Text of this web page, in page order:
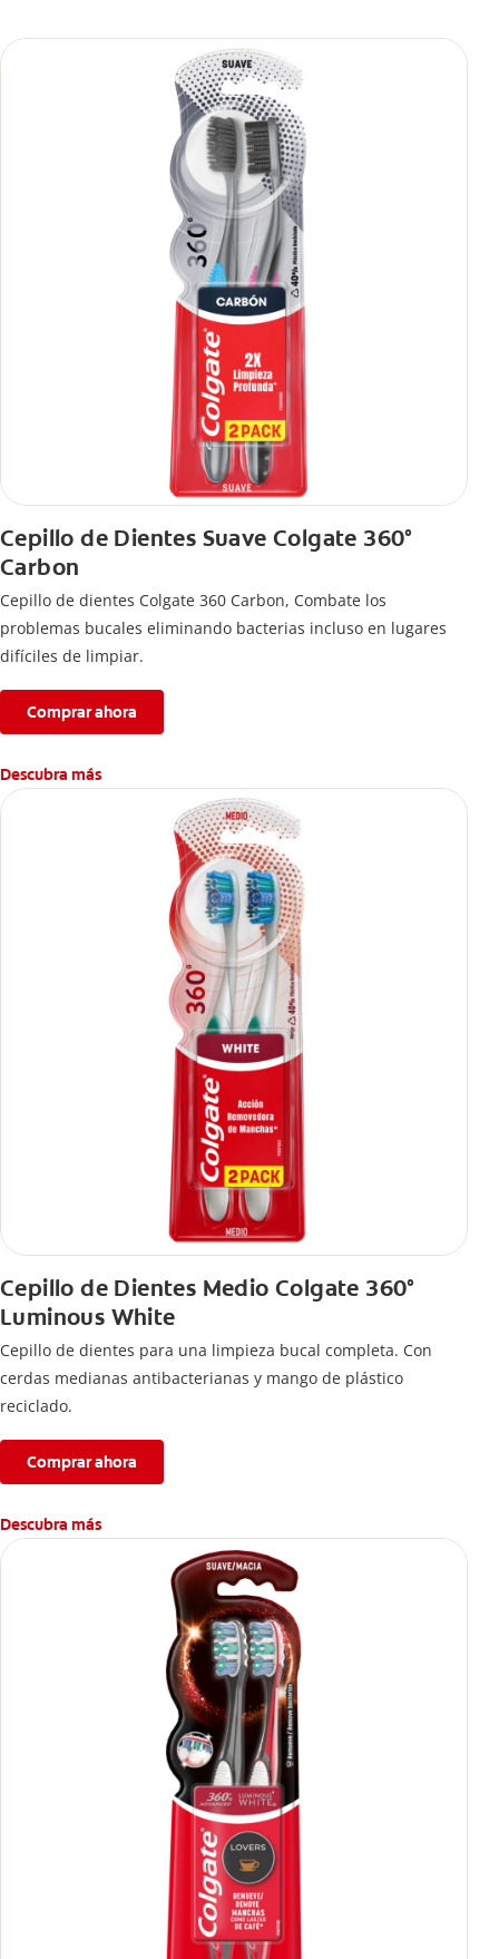
Cepillo de Dientes Suave Colgate 360°
Carbon
Cepillo de dientes Colgate 360 ​​Carbon, Combate los
problemas bucales eliminando bacterias incluso en lugares
difíciles de limpiar.
Comprar ahora
Descubra más
Cepillo de Dientes Medio Colgate 360°
Luminous White
Cepillo de dientes para una limpieza bucal completa. Con
cerdas medianas antibacterianas y mango de plástico
reciclado.
Comprar ahora
Descubra más